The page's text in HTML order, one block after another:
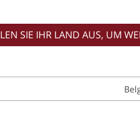
SIE IHR LAND AUS, UM